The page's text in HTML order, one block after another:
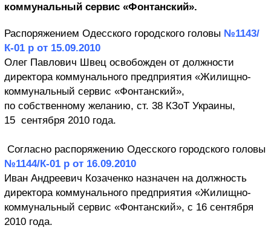
коммунальный сервис «Фонтанский».
Распоряжением Одесского городского головы №1143/
К-01 р от 15.09.2010
Олег Павлович Швец освобожден от должности
директора коммунального предприятия «Жилищно-
коммунальный сервис «Фонтанский»,
по собственному желанию, ст. 38 КЗоТ Украины,
15 сентября 2010 года.
Согласно распоряжению Одесского городского головы
№1144/К-01 р от 16.09.2010
Иван Андреевич Козаченко назначен на должность
директора коммунального предприятия «Жилищно-
коммунальный сервис «Фонтанский», с 16 сентября
2010 года.